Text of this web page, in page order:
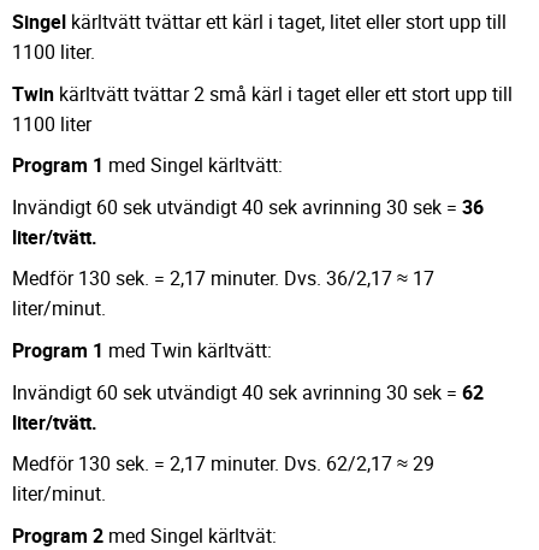
Singel kärltvätt tvättar ett kärl i taget, litet eller stort upp till
1100 liter.
Twin kärltvätt tvättar 2 små kärl i taget eller ett stort upp till
1100 liter
Program 1 med Singel kärltvätt:
Invändigt 60 sek utvändigt 40 sek avrinning 30 sek = 36
liter/tvätt.
Medför 130 sek. = 2,17 minuter. Dvs. 36/2,17 ≈ 17
liter/minut.
Program 1 med Twin kärltvätt:
Invändigt 60 sek utvändigt 40 sek avrinning 30 sek = 62
liter/tvätt.
Medför 130 sek. = 2,17 minuter. Dvs. 62/2,17 ≈ 29
liter/minut.
Program 2 med Singel kärltvät: